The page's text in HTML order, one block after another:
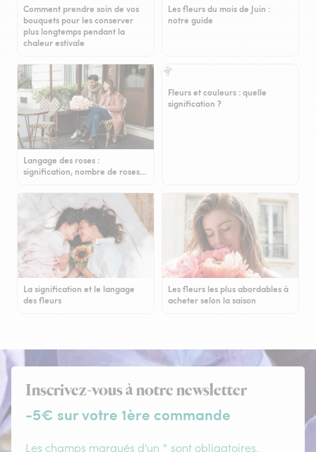
Comment prendre soin de vos
bouquets pour les conserver
plus longtemps pendant la
chaleur estivale
Les fleurs du mois de Juin :
notre guide
Langage des roses :
signification, nombre de roses…
Fleurs et couleurs : quelle
signification ?
La signification et le langage
des fleurs
Les fleurs les plus abordables à
acheter selon la saison
Inscrivez-vous à notre newsletter
-5€ sur votre 1ère commande
Les champs marqués d'un * sont obligatoires.